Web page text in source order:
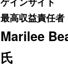
最高収益責任者
Marilee
氏